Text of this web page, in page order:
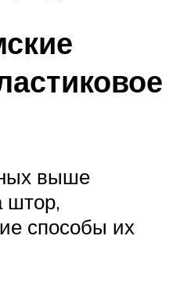
выше
штор,
способы их